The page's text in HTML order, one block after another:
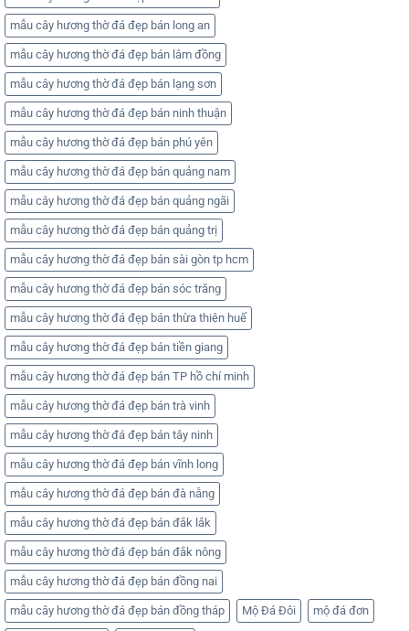
mẫu cây hương thờ đá đẹp bán long an
mẫu cây hương thờ đá đẹp bán lâm đồng
mẫu cây hương thờ đá đẹp bán lạng sơn
mẫu cây hương thờ đá đẹp bán ninh thuận
mẫu cây hương thờ đá đẹp bán phú yên
mẫu cây hương thờ đá đẹp bán quảng nam
mẫu cây hương thờ đá đẹp bán quảng ngãi
mẫu cây hương thờ đá đẹp bán quảng trị
mẫu cây hương thờ đá đẹp bán sài gòn tp hcm
mẫu cây hương thờ đá đẹp bán sóc trăng
mẫu cây hương thờ đá đẹp bán thừa thiên huế
mẫu cây hương thờ đá đẹp bán tiền giang
mẫu cây hương thờ đá đẹp bán TP hồ chí minh
mẫu cây hương thờ đá đẹp bán trà vinh
mẫu cây hương thờ đá đẹp bán tây ninh
mẫu cây hương thờ đá đẹp bán vĩnh long
mẫu cây hương thờ đá đẹp bán đà nẵng
mẫu cây hương thờ đá đẹp bán đắk lắk
mẫu cây hương thờ đá đẹp bán đắk nông
mẫu cây hương thờ đá đẹp bán đồng nai
mẫu cây hương thờ đá đẹp bán đồng tháp Mộ Đá Đôi mộ đá đơn